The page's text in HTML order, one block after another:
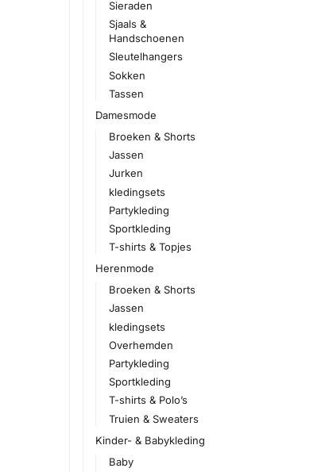
Sieraden
Sjaals &
Handschoenen
Sleutelhangers
Sokken
Tassen
Damesmode
Broeken & Shorts
Jassen
Jurken
kledingsets
Partykleding
Sportkleding
T-shirts & Topjes
Herenmode
Broeken & Shorts
Jassen
kledingsets
Overhemden
Partykleding
Sportkleding
T-shirts & Polo’s
Truien & Sweaters
Kinder- & Babykleding
Baby